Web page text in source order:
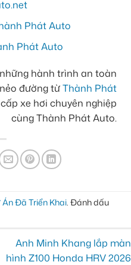
Phát Auto
Phát Auto
hành trình an toàn
đường từThành Phát
xe hơi chuyên nghiệp
cùng Thành Phát Auto.
Án Đã Triển Khai. Đánh dấu
Anh Minh Khang lắp màn
hình Z100 Honda HRV 2026